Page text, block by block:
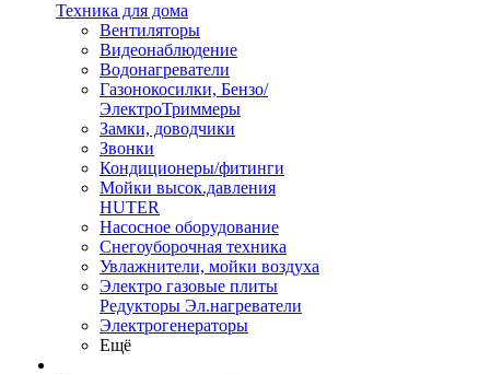
Техника для дома
Вентиляторы
Видеонаблюдение
Водонагреватели
Газонокосилки, Бензо/
ЭлектроТриммеры
Замки, доводчики
Звонки
Кондиционеры/фитинги
Мойки высок.давления
HUTER
Насосное оборудование
Снегоуборочная техника
Увлажнители, мойки воздуха
Электро газовые плиты
Редукторы Эл.нагреватели
Электрогенераторы
Ещё